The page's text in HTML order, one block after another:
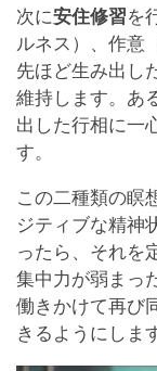
次に安住修習を
ルネス）、作意
先ほど生み出し
維持します。あ
出した行相に一
す。
この二種類の瞑
ジティブな精神
ったら、それを
集中力が弱まっ
働きかけて再び
きるようにしま